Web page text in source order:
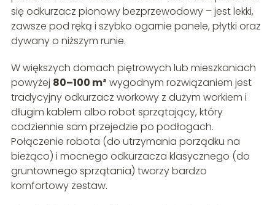
się odkurzacz pionowy bezprzewodowy – jest lekki,
zawsze pod ręką i szybko ogarnie panele, płytki oraz
dywany o niższym runie.
W większych domach piętrowych lub mieszkaniach
powyżej 80–100 m² wygodnym rozwiązaniem jest
tradycyjny odkurzacz workowy z dużym workiem i
długim kablem albo robot sprzątający, który
codziennie sam przejedzie po podłogach.
Połączenie robota (do utrzymania porządku na
bieżąco) i mocnego odkurzacza klasycznego (do
gruntownego sprzątania) tworzy bardzo
komfortowy zestaw.